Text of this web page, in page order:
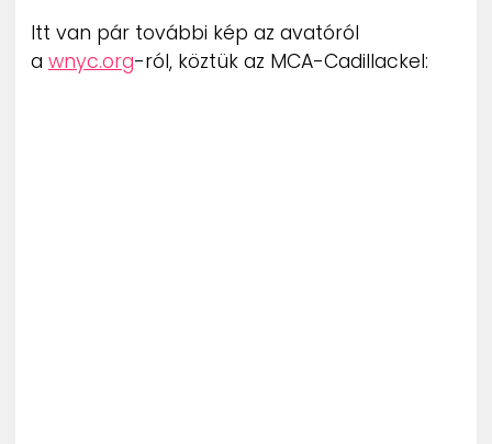
Itt van pár további kép az avatóról
a wnyc.org-ról, köztük az MCA-Cadillackel: